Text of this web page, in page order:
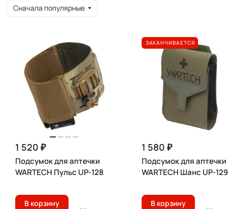
Сначала популярные
1 520 ₽
Подсумок для аптечки
WARTECH Пульс UP-128
В корзину
ЗАКАНЧИВАЕТСЯ
1 580 ₽
Подсумок для аптечки
WARTECH Шанс UP-129
В корзину